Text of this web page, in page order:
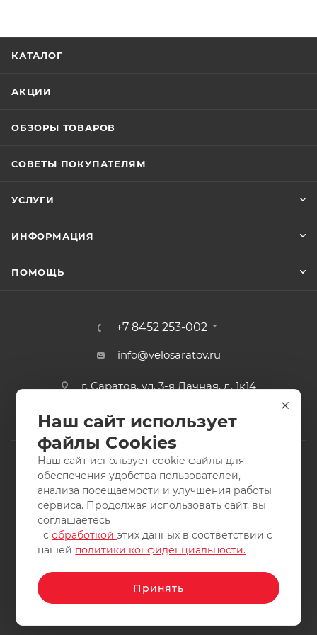
КАТАЛОГ
АКЦИИ
ОБЗОРЫ ТОВАРОВ
СОВЕТЫ ПОКУПАТЕЛЯМ
УСЛУГИ
ИНФОРМАЦИЯ
ПОМОЩЬ
+7 8452 253-002
info@velosaratov.ru
г. Саратов, ул. 3-я Дачная, д. 1к14
2011-2026 © интернет-магазин спортивных товаров
ВелоСаратов. Не является публичной офертой. Все права
защищены. Заимствование материалов и фотографий
запрещено.
Наш сайт использует
файлы Cookies
Наш сайт использует cookie-файлы для
обеспечения удобства пользователей,
анализа посещаемости и улучшения работы
сервиса. Продолжая использовать сайт, вы
соглашаетесь
собработкойэтих данных в соответствии с
нашей политики конфиденциальности.
Принять